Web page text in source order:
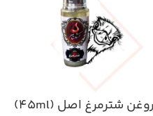
روغن شترمرغ اصل (۴۵ml)